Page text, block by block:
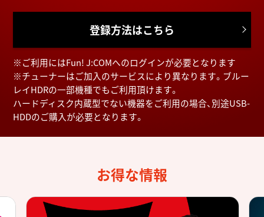
登録方法はこちら
※ご利用にはFun! J:COMへのログインが必要となります
※チューナーはご加入のサービスにより異なります。ブルー
レイHDRの一部機種でもご利用頂けます。
ハードディスク内蔵型でない機器をご利用の場合、別途USB-
HDDのご購入が必要となります。
お得な情報